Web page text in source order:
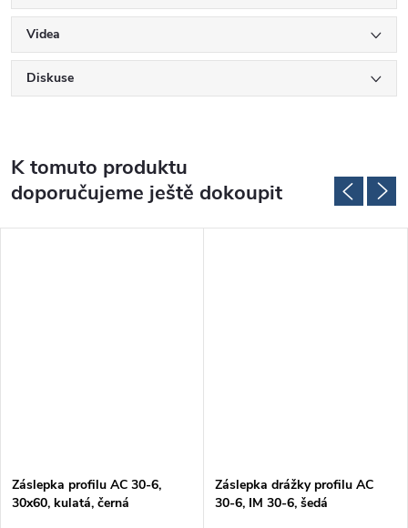
Videa
Diskuse
K tomuto produktu
doporučujeme ještě dokoupit
Záslepka profilu AC 30-6,
30x60, kulatá, černá
Záslepka drážky profilu AC
30-6, IM 30-6, šedá